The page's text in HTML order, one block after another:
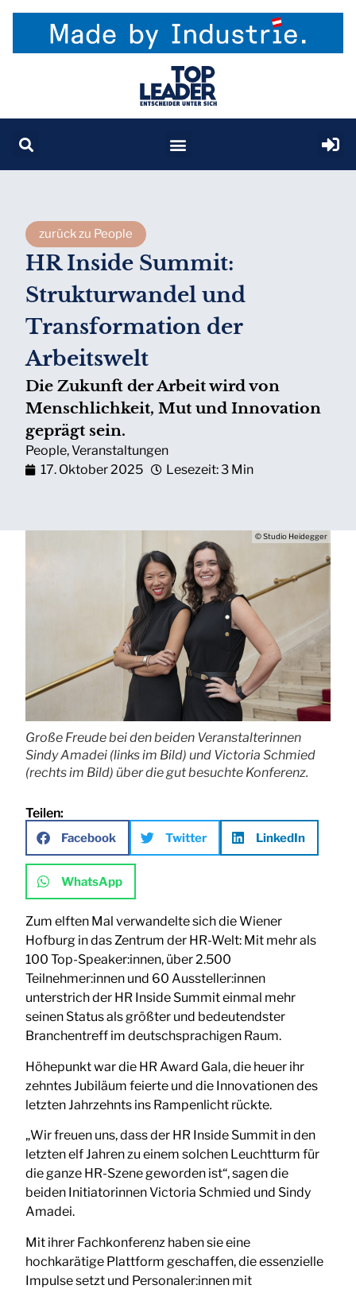
zurück zu People
HR Inside Summit:
Strukturwandel und
Transformation der
Arbeitswelt
Die Zukunft der Arbeit wird von
Menschlichkeit, Mut und Innovation
geprägt sein.
People,Veranstaltungen
17. Oktober 2025
Lesezeit: 3 Min
© Studio Heidegger
Große Freude bei den beiden Veranstalterinnen
Sindy Amadei (links im Bild) und Victoria Schmied
(rechts im Bild) über die gut besuchte Konferenz.
Teilen:
Facebook Twitter LinkedIn
WhatsApp
Zum elften Mal verwandelte sich die Wiener
Hofburg in das Zentrum der HR-Welt: Mit mehr als
100 Top-Speaker:innen, über 2.500
Teilnehmer:innen und 60 Aussteller:innen
unterstrich der HR Inside Summit einmal mehr
seinen Status als größter und bedeutendster
Branchentreff im deutschsprachigen Raum.
Höhepunkt war die HR Award Gala, die heuer ihr
zehntes Jubiläum feierte und die Innovationen des
letzten Jahrzehnts ins Rampenlicht rückte.
„Wir freuen uns, dass der HR Inside Summit in den
letzten elf Jahren zu einem solchen Leuchtturm für
die ganze HR-Szene geworden ist“, sagen die
beiden Initiatorinnen Victoria Schmied und Sindy
Amadei.
Mit ihrer Fachkonferenz haben sie eine
hochkarätige Plattform geschaffen, die essenzielle
Impulse setzt und Personaler:innen mit